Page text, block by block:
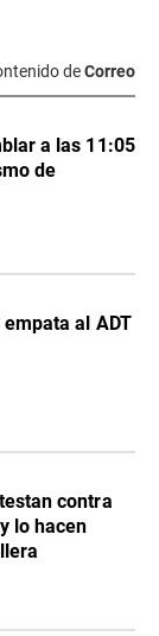
deCorreo
a las 11:05
de
al ADT
contra
lo hacen